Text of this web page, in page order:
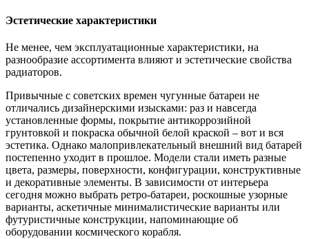
Эстетические характеристики
Не менее, чем эксплуатационные характеристики, на
разнообразие ассортимента влияют и эстетические свойства
радиаторов.
Привычные с советских времен чугунные батареи не
отличались дизайнерскими изысками: раз и навсегда
установленные формы, покрытие антикоррозийной
грунтовкой и покраска обычной белой краской – вот и вся
эстетика. Однако малопривлекательный внешний вид батарей
постепенно уходит в прошлое. Модели стали иметь разные
цвета, размеры, поверхности, конфигурации, конструктивные
и декоративные элементы. В зависимости от интерьера
сегодня можно выбрать ретро-батареи, роскошные узорные
варианты, аскетичные минималистические варианты или
футуристичные конструкции, напоминающие об
оборудовании космического корабля.